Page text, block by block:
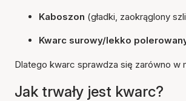
Kaboszon (gładki, zaokrąglony
Kwarc surowy/lekko
Dlatego kwarc sprawdza się zarówno w
Jak trwały jest kwarc?